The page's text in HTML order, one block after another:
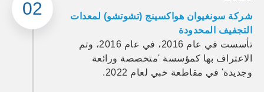
02
شركة سونغيوان هواكسينج (تشوتشو) لمعدات
التجفيف المحدودة
تأسست في عام 2016، في عام 2016، وتم
الاعتراف بها كمؤسسة 'متخصصة ورائعة
وجديدة' في مقاطعة خبي لعام 2022.​​​​​​​